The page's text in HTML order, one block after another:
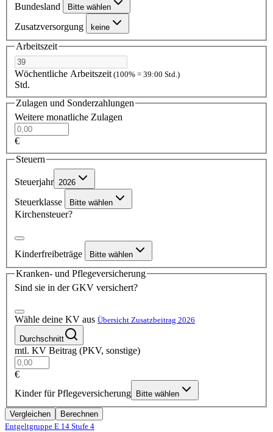
Bundesland Bitte wählen
Zusatzversorgung keine
Arbeitszeit
Wöchentliche Arbeitszeit (100% = 39:00 Std.)
Std.
Zulagen und Sonderzahlungen
Weitere monatliche Zulagen
€
Steuern
Steuerjahr 2026
Steuerklasse Bitte wählen
Kirchensteuer?
Kinderfreibeträge Bitte wählen
Kranken- und Pflegeversicherung
Sind sie in der GKV versichert?
Wähle deine KV aus Übersicht Zusatzbeitrag 2026
Durchschnitt
mtl. KV Beitrag (PKV, sonstige)
€
Kinder für Pflegeversicherung
Bitte wählen
Vergleichen
Berechnen
Entgeltgruppe E 14 Stufe 4